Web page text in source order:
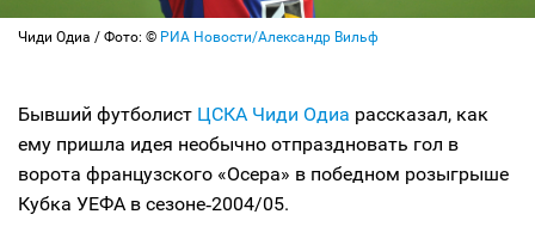
Чиди Одиа / Фото: © РИА Новости/Александр Вильф
Бывший футболист ЦСКА Чиди Одиа рассказал, как
ему пришла идея необычно отпраздновать гол в
ворота французского «Осера» в победном розыгрыше
Кубка УЕФА в сезоне‑2004/05.